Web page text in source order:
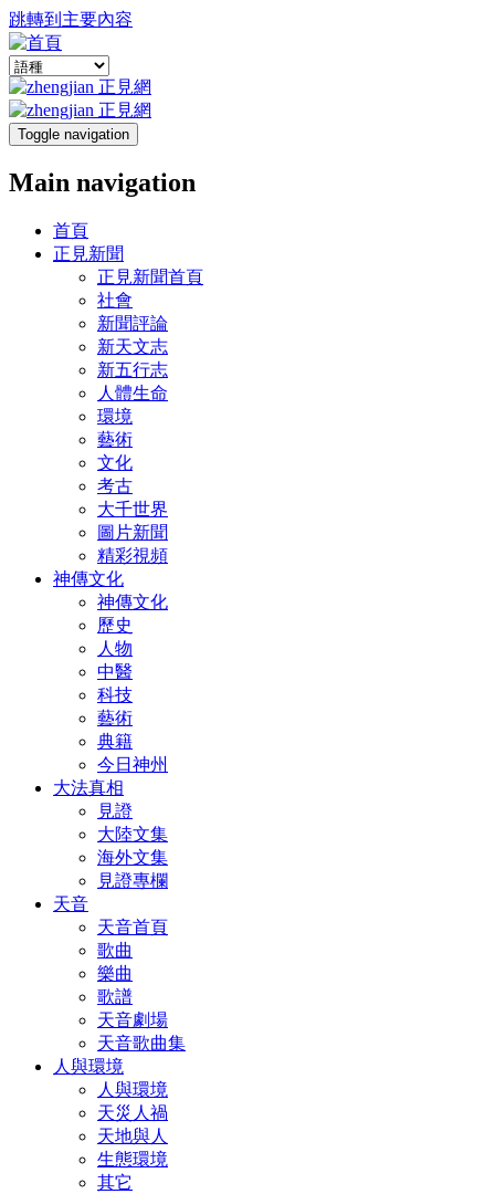
跳轉到主要內容
Toggle navigation
Main navigation
首頁
正見新聞
正見新聞首頁
社會
新聞評論
新天文志
新五行志
人體生命
環境
藝術
文化
考古
大千世界
圖片新聞
精彩視頻
神傳文化
神傳文化
歷史
人物
中醫
科技
藝術
典籍
今日神州
大法真相
見證
大陸文集
海外文集
見證專欄
天音
天音首頁
歌曲
樂曲
歌譜
天音劇場
天音歌曲集
人與環境
人與環境
天災人禍
天地與人
生態環境
其它